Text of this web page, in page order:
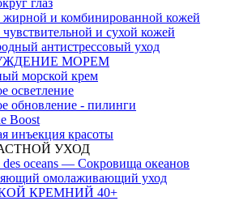
жирной и комбинированной кожей
чувствительной и сухой кожей
антистрессовый уход
МОРЕМ
морской крем
осветление
обновление - пилинги
Boost
инъекция красоты
УХОД
des oceans — Сокровища океанов
омолаживающий уход
КРЕМНИЙ 40+